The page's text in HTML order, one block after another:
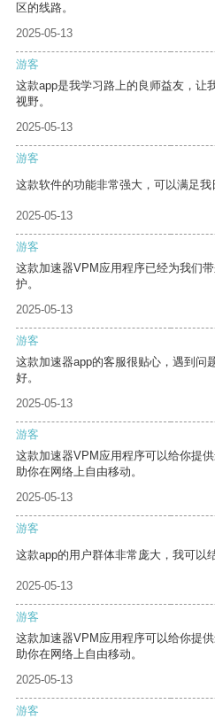
区的线路。
2025-05-13
游客
这款app是我学习路上的良师益友，让
视野。
2025-05-13
游客
这款软件的功能非常强大，可以满足我
2025-05-13
游客
这款加速器VPM应用程序已经为我们
护。
2025-05-13
游客
这款加速器app的客服很贴心，遇到问
好。
2025-05-13
游客
这款加速器VPM应用程序可以给你提
助你在网络上自由移动。
2025-05-13
游客
这款app的用户群体非常庞大，我可以
2025-05-13
游客
这款加速器VPM应用程序可以给你提
助你在网络上自由移动。
2025-05-13
游客